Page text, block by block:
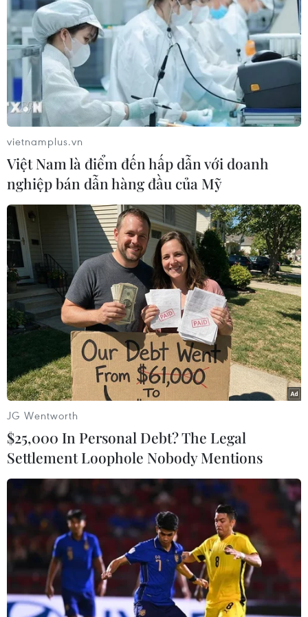
#Hội đồng Bảo an
#dịch COVID-19
#phòng chống khủng bố
#chủ nghĩa cực đoan bạo lực
Theo dõi VietnamPlus
TIN LIÊN QUAN
Cảnh báo xu hướng mới của hành vi khủng
vietnamplus.vn
Việt Nam là điểm đến hấp dẫn với doanh
nghiệp bán dẫn hàng đầu của Mỹ
JG Wentworth
$25,000 In Personal Debt? The Legal
Settlement Loophole Nobody Mentions